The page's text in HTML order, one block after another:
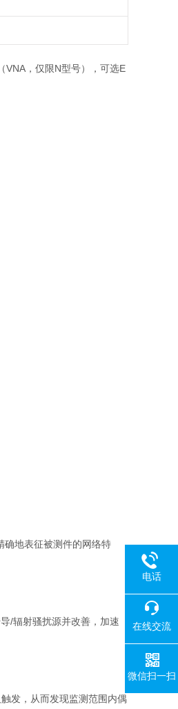
VNA，仅限N型号），可选E
确地表征被测件的网络特
/辐射骚扰源并改善，加速
发，从而发现监测范围内偶
电话
在线交流
微信扫一扫